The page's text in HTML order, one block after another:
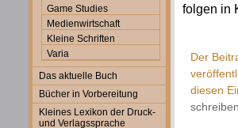
Game Studies
Medienwirtschaft
Kleine Schriften
Varia
Das aktuelle Buch
Bücher in Vorbereitung
Kleines Lexikon der Druck-
und Verlagssprache
folgen in
Der
diesen
schreiben